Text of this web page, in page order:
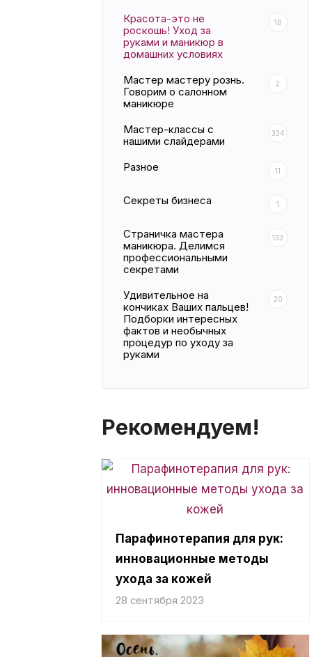
Красота-это не
роскошь! Уход за
руками и маникюр в
домашних условиях
18
Мастер мастеру рознь.
Говорим о салонном
маникюре
2
Мастер-классы с
нашими слайдерами
334
Разное 11
Секреты бизнеса 1
Страничка мастера
маникюра. Делимся
профессиональными
секретами
133
Удивительное на
кончиках Ваших пальцев!
Подборки интересных
фактов и необычных
процедур по уходу за
руками
20
Рекомендуем!
Парафинотерапия для рук:
инновационные методы
ухода за кожей
28 сентября 2023